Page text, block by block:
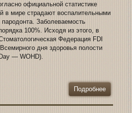
официальной статистике
в мире страдают воспалительными
Заболеваемость
100%. Исходя из этого, в
Федерация FDI
дня здоровья полости
— WOHD).
Подробнее